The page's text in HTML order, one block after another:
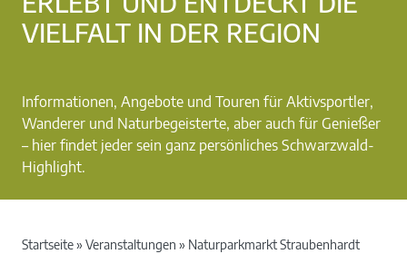
VIELFALT IN DER REGION
Informationen, Angebote und Touren für Aktivsportler,
Wanderer und Naturbegeisterte, aber auch für Genießer
– hier findet jeder sein ganz persönliches Schwarzwald-
Highlight.
Startseite» Veranstaltungen » Naturparkmarkt Straubenhardt